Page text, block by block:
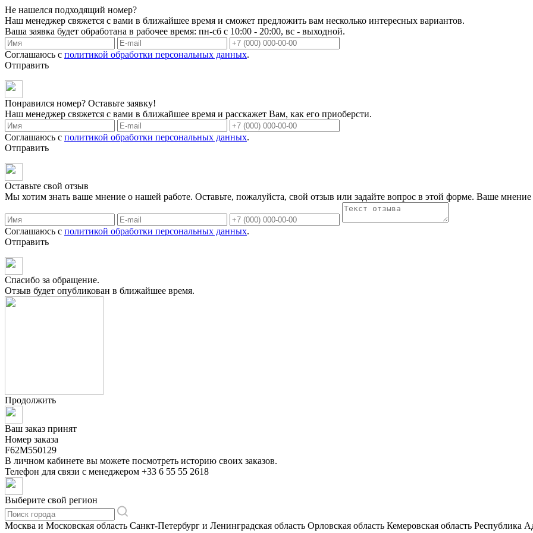
Не нашелся подходящий номер?
Наш менеджер свяжется с вами в ближайшее время и сможет предложить вам несколько интересных вариантов.
Ваша заявка будет обработана в рабочее время: пн-сб с 10:00 - 20:00, вс - выходной.
Соглашаюсь с политикой обработки персональных данных.
Отправить
Понравился номер? Оставьте заявку!
Наш менеджер свяжется с вами в ближайшее время и расскажет Вам, как его приоберсти.
Соглашаюсь с политикой обработки персональных данных.
Отправить
Оставьте свой отзыв
Мы хотим знать ваше мнение о нашей работе. Оставьте, пожалуйста, свой отзыв или задайте вопрос в этой форме. Ваше
Соглашаюсь с политикой обработки персональных данных.
Отправить
Спасибо за обращение.
Отзыв будет опубликован в ближайшее время.
Продолжить
Ваш заказ принят
Номер заказа
F62M550129
В личном кабинете вы можете посмотреть историю своих заказов.
Телефон для связи с менеджером +33 6 55 55 2618
Выберите свой регион
Москва и Московская область Санкт-Петербург и Ленинградская область Орловская область Кемеровская область Республика